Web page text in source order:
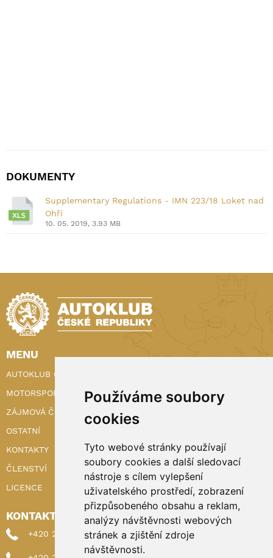
Používáme soubory
cookies
Tyto webové stránky používají
soubory cookies a další sledovací
nástroje s cílem vylepšení
uživatelského prostředí, zobrazení
přizpůsobeného obsahu a reklam,
analýzy návštěvnosti webových
stránek a zjištění zdroje
návštěvnosti.
DOKUMENTY
Supplementary Regulations - IMN 223/18 Loket nad
Ohří
10. 05. 2019, 3.93 MB
MENU
AUTOKLUB ČR
MOTORSPORT
ZÁJMOVÁ ČINNOST
OSTATNÍ
KONTAKTY
ČLENSTVÍ
LICENCE
KONTAKTY
+420 222 898 224 (sekretariat)